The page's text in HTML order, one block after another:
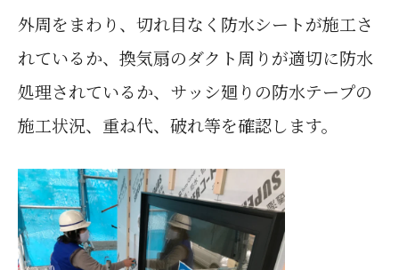
外周をまわり、切れ目なく防水シートが施工さ
れているか、換気扇のダクト周りが適切に防水
処理されているか、サッシ廻りの防水テープの
施工状況、重ね代、破れ等を確認します。